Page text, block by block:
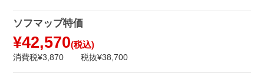
ソフマップ特価
¥42,570(税込)
消費税¥3,870 税抜¥38,700